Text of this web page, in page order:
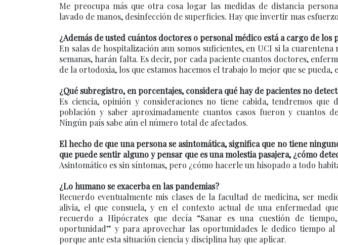
Me preocupa más que otra cosa logar las medidas de distancia
lavado de manos, desinfección de superficies. Hay que invertir mas
¿Además de usted cuántos doctores o personal médico está a cargo de los
En salas de hospitalización aun somos suficientes, en UCI si la
semanas, harán falta. Es decir, por cada paciente cuantos doctores,
de la ortodoxia, los que estamos hacemos el trabajo lo mejor que se pueda,
¿Qué subregistro, en porcentajes, considera qué hay de pacientes no
Es ciencia, opinión y consideraciones no tiene cabida, tendremos que
población y saber aproximadamente cuantos casos fueron y cuantos
Ningún país sabe aún el número total de afectados.
El hecho de que una persona se asintomática, significa que no tiene
que puede sentir alguno y pensar que es una molestia pasajera, ¿cómo
Asintomático es sin síntomas, pero ¿cómo hacerle un hisopado a todo
¿Lo humano se exacerba en las pandemias?
Recuerdo eventualmente mis clases de la facultad de medicina, ser
alivia, el que consuela, y en el contexto actual de una enfermedad
recuerdo a Hipócrates que decía “Sanar es una cuestión de
oportunidad” y para aprovechar las oportunidades le dedico tiempo
porque ante esta situación ciencia y disciplina hay que aplicar.